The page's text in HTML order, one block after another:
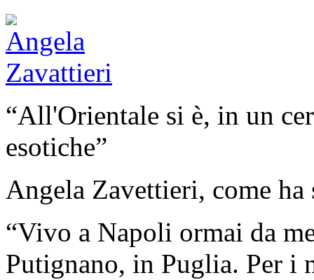
“All'Orientale si è, in un
esotiche”
Angela Zavettieri, come
“Vivo a Napoli ormai da
Putignano, in Puglia. Per